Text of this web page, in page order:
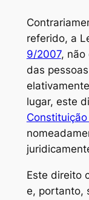
referido, a
9/2007, não
das
lugar, este
Este direito
e, portanto,